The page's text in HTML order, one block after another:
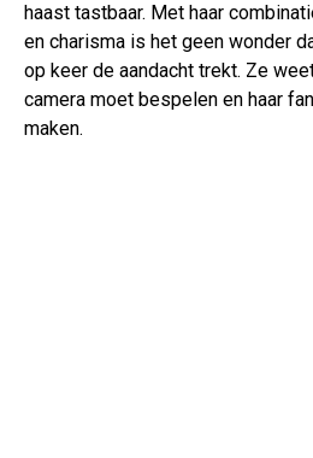
haast tastbaar. Met haar
en charisma is het geen wonder
op keer de aandacht trekt. Ze
camera moet bespelen en haar
maken.